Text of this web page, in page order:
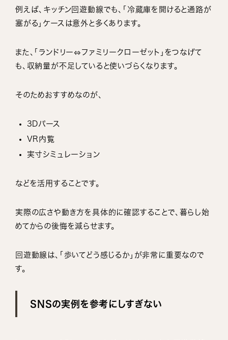
例えば、キッチン回遊動線でも、「冷蔵庫を開けると通路が
塞がる」ケースは意外と多くあります。
また、「ランドリー⇔ファミリークローゼット」をつなげて
も、収納量が不足していると使いづらくなります。
そのためおすすめなのが、
3Dパース
VR内覧
実寸シミュレーション
などを活用することです。
実際の広さや動き方を具体的に確認することで、暮らし始
めてからの後悔を減らせます。
回遊動線は、「歩いてどう感じるか」が非常に重要なので
す。
SNSの実例を参考にしすぎない